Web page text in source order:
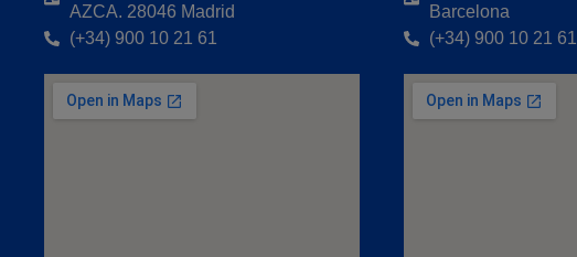
AZCA. 28046 Madrid
(+34) 900 10 21 61
Barcelona
(+34) 900 10 21 61